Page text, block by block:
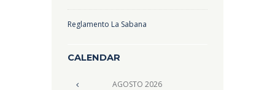
Reglamento La Sabana
CALENDAR
AGOSTO 2026